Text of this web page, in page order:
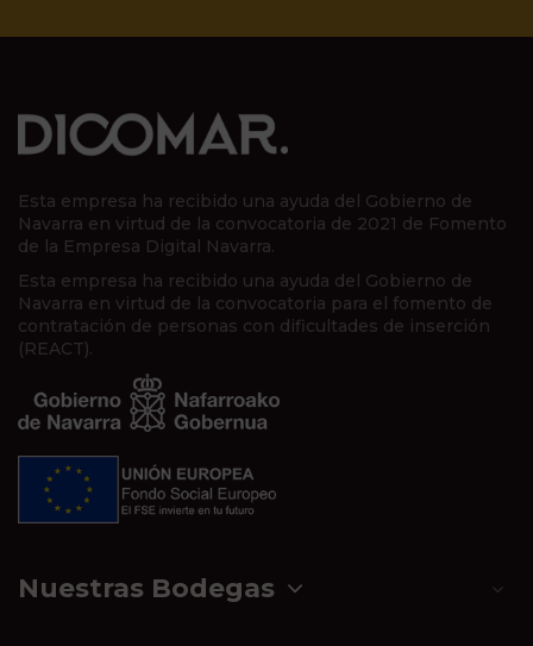
Esta empresa ha recibido una ayuda del Gobierno de
Navarra en virtud de la convocatoria de 2021 de Fomento
de la Empresa Digital Navarra.
Esta empresa ha recibido una ayuda del Gobierno de
Navarra en virtud de la convocatoria para el fomento de
contratación de personas con dificultades de inserción
(REACT).
Nuestras Bodegas